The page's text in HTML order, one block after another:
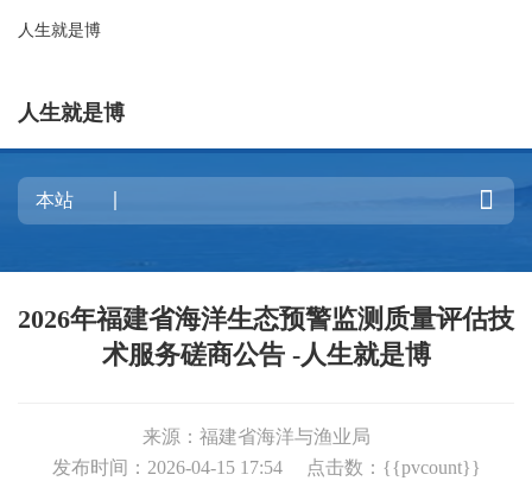
人生就是博
人生就是博

2026年福建省海洋生态预警监测质量评估技
术服务磋商公告 -人生就是博
来源：福建省海洋与渔业局
发布时间：2026-04-15 17:54
点击数：{{pvcount}}